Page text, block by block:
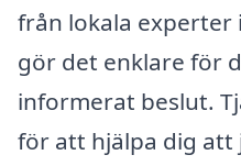
från lokala experter
gör det enklare för
informerat beslut.
för att hjälpa dig att